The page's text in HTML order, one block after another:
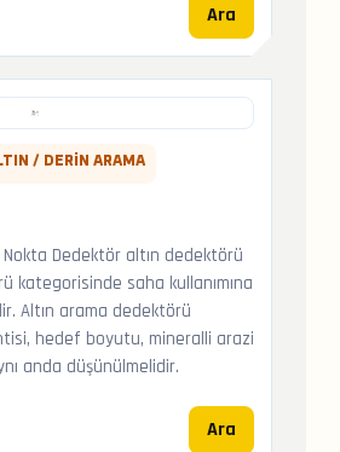
Ara
/ DERIN ARAMA
Dedektör altın dedektörü
kategorisinde saha kullanımına
Altın arama dedektörü
hedef boyutu, mineralli arazi
anda düşünülmelidir.
Ara